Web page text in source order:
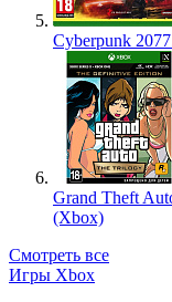
Cyberpunk
Grand Theft
(Xbox)
Смотреть все
Игры Xbox